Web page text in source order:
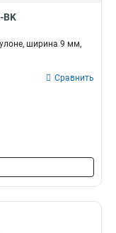
BK
ширина 9 мм,
Сравнить